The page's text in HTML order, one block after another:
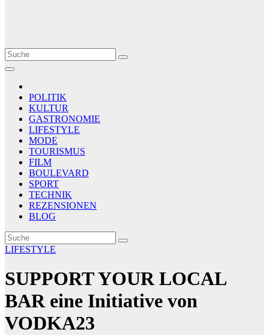
Le Matin
AGENCE DE PRESSE
POLITIK
KULTUR
GASTRONOMIE
LIFESTYLE
MODE
TOURISMUS
FILM
BOULEVARD
SPORT
TECHNIK
REZENSIONEN
BLOG
LIFESTYLE
SUPPORT YOUR LOCAL
BAR eine Initiative von
VODKA23